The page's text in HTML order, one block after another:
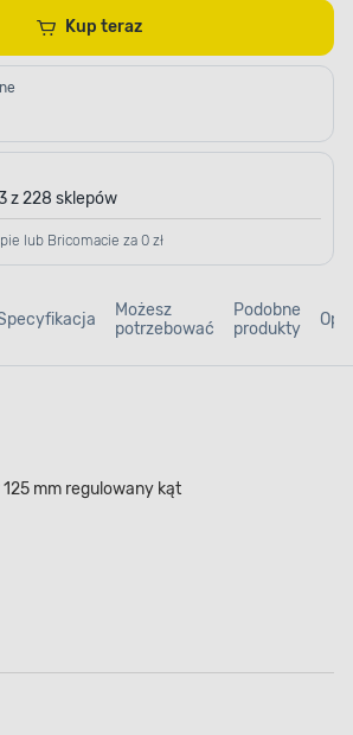
Kup teraz
z 228 sklepów
lub Bricomacie za 0 zł
Możesz
potrzebować
Podobne
produkty
mm regulowany kąt